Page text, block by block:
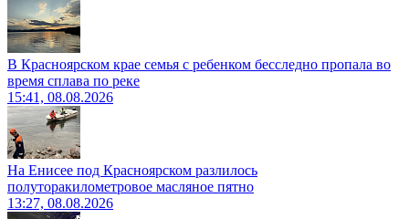
В Красноярском крае семья с ребенком бесследно пропала во
время сплава по реке
15:41, 08.08.2026
На Енисее под Красноярском разлилось
полуторакилометровое масляное пятно
13:27, 08.08.2026